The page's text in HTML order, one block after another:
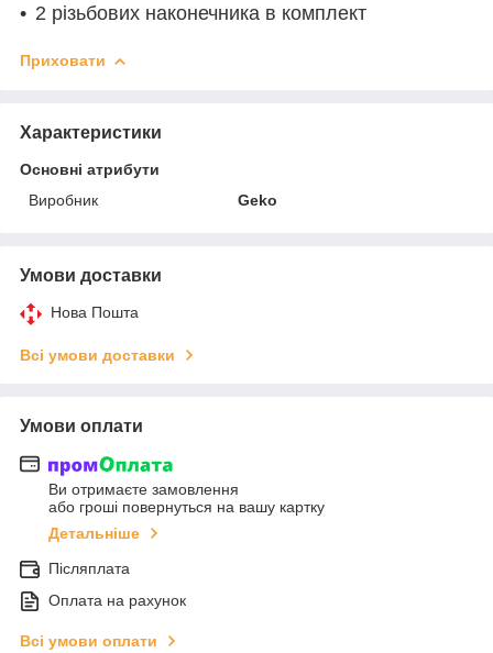
2 різьбових наконечника в комплект
Приховати
Характеристики
Основні атрибути
Виробник
Geko
Умови доставки
Нова Пошта
Всі умови доставки
Умови оплати
Ви отримаєте замовлення
або гроші повернуться на вашу картку
Детальніше
Післяплата
Оплата на рахунок
Всі умови оплати